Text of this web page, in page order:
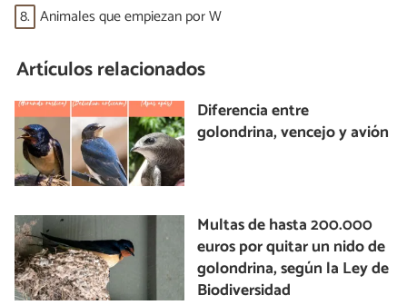
8. Animales que empiezan por W
Artículos relacionados
Diferencia entre
golondrina, vencejo y avión
Multas de hasta 200.000
euros por quitar un nido de
golondrina, según la Ley de
Biodiversidad